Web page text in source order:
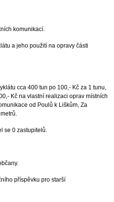
komunikací.
a jeho použití na opravy části
cca 400 tun po 100,- Kč za 1 tunu,
Kč na vlastní realizaci oprav místních
od Poulů k Liškům, Za
1200 metrů.
zdržel se 0 zastupitelů.
občany.
příspěvku pro starší